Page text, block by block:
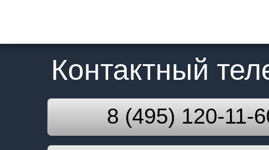
Контактный
8 (495) 120-11-